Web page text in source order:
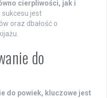
cierpliwości, jak i
sukcesu jest
oraz dbałość o
do
do powiek, kluczowe jest